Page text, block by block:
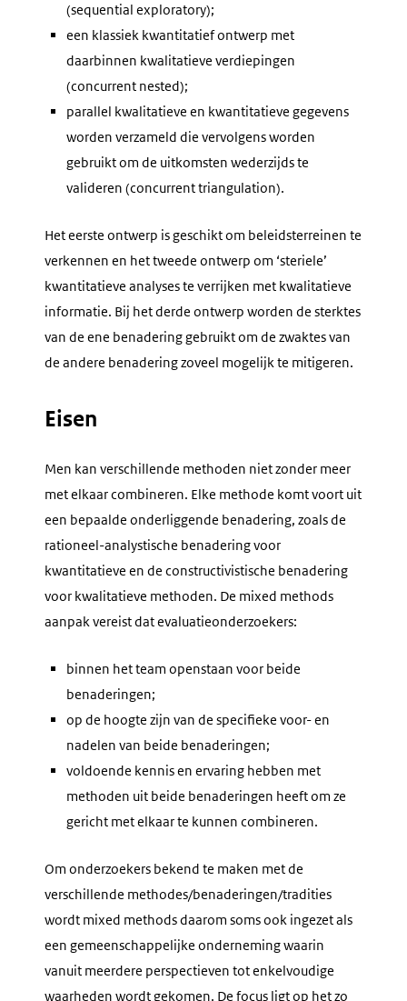
(sequential exploratory);
een klassiek kwantitatief ontwerp met
daarbinnen kwalitatieve verdiepingen
(concurrent nested);
parallel kwalitatieve en kwantitatieve gegevens
worden verzameld die vervolgens worden
gebruikt om de uitkomsten wederzijds te
valideren (concurrent triangulation).
Het eerste ontwerp is geschikt om beleidsterreinen te
verkennen en het tweede ontwerp om ‘steriele’
kwantitatieve analyses te verrijken met kwalitatieve
informatie. Bij het derde ontwerp worden de sterktes
van de ene benadering gebruikt om de zwaktes van
de andere benadering zoveel mogelijk te mitigeren.
Eisen
Men kan verschillende methoden niet zonder meer
met elkaar combineren. Elke methode komt voort uit
een bepaalde onderliggende benadering, zoals de
rationeel-analystische benadering voor
kwantitatieve en de constructivistische benadering
voor kwalitatieve methoden. De mixed methods
aanpak vereist dat evaluatieonderzoekers:
binnen het team openstaan voor beide
benaderingen;
op de hoogte zijn van de specifieke voor- en
nadelen van beide benaderingen;
voldoende kennis en ervaring hebben met
methoden uit beide benaderingen heeft om ze
gericht met elkaar te kunnen combineren.
Om onderzoekers bekend te maken met de
verschillende methodes/benaderingen/tradities
wordt mixed methods daarom soms ook ingezet als
een gemeenschappelijke onderneming waarin
vanuit meerdere perspectieven tot enkelvoudige
waarheden wordt gekomen. De focus ligt op het zo